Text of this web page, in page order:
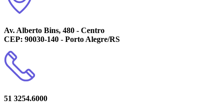
Av. Alberto Bins, 480 - Centro
CEP: 90030-140 - Porto Alegre/RS
51 3254.6000